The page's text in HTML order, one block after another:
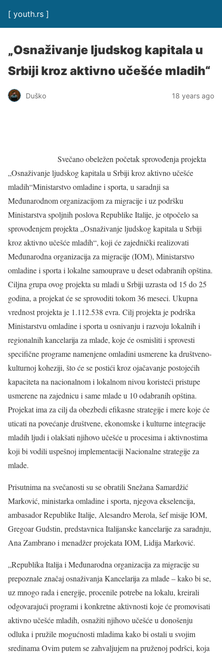
[ youth.rs ]
„Osnaživanje ljudskog kapitala u
Srbiji kroz aktivno učešće mladih“
Duško 18 years ago
Svečano obeležen početak sprovođenja projekta
„Osnaživanje ljudskog kapitala u Srbiji kroz aktivno učešće
mladih“Ministarstvo omladine i sporta, u saradnji sa
Međunarodnom organizacijom za migracije i uz podršku
Ministarstva spoljnih poslova Republike Italije, je otpočelo sa
sprovođenjem projekta „Osnaživanje ljudskog kapitala u Srbiji
kroz aktivno učešće mladih“, koji će zajednički realizovati
Međunarodna organizacija za migracije (IOM), Ministarstvo
omladine i sporta i lokalne samouprave u deset odabranih opština.
Ciljna grupa ovog projekta su mladi u Srbiji uzrasta od 15 do 25
godina, a projekat će se sprovoditi tokom 36 meseci. Ukupna
vrednost projekta je 1.112.538 evra. Cilj projekta je podrška
Ministarstvu omladine i sporta u osnivanju i razvoju lokalnih i
regionalnih kancelarija za mlade, koje će osmisliti i sprovesti
specifične programe namenjene omladini usmerene ka društveno-
kulturnoj koheziji, što će se postići kroz ojačavanje postojećih
kapaciteta na nacionalnom i lokalnom nivou koristeći pristupe
usmerene na zajednicu i same mlade u 10 odabranih opština.
Projekat ima za cilj da obezbedi efikasne strategije i mere koje će
uticati na povećanje društvene, ekonomske i kulturne integracije
mladih ljudi i olakšati njihovo učešće u procesima i aktivnostima
koji bi vodili uspešnoj implementaciji Nacionalne strategije za
mlade.
Prisutnima na svečanosti su se obratili Snežana Samardžić
Marković, ministarka omladine i sporta, njegova ekselencija,
ambasador Republike Italije, Alesandro Merola, šef misije IOM,
Gregoar Gudstin, predstavnica Italijanske kancelarije za saradnju,
Ana Zambrano i menadžer projekata IOM, Lidija Marković.
„Republika Italija i Međunarodna organizacija za migracije su
prepoznale značaj osnaživanja Kancelarija za mlade – kako bi se,
uz mnogo rada i energije, procenile potrebe na lokalu, kreirali
odgovarajući programi i konkretne aktivnosti koje će promovisati
aktivno učešće mladih, osnažiti njihovo učešće u donošenju
odluka i pružile mogućnosti mladima kako bi ostali u svojim
sredinama Ovim putem se zahvaljujem na pruženoj podršci, koja